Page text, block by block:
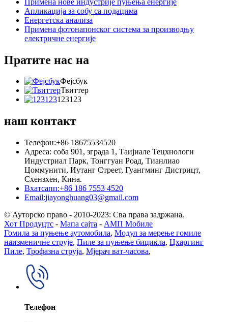
Апликација за собу са подацима
Енергетска анализа
Примена фотонапонског система за производњу
електричне енергије
Пратите нас на
Фејсбук
Твиттер
123123
наш контакт
Телефон:+86 18675534520
Адреса: соба 901, зграда 1, Таијиале Тецхнологи
Индустриал Парк, Тонггуан Роад, Тианлиао
Цоммунити, Иутанг Стреет, Гуангминг Дистрицт,
Схензхен, Кина.
Вхатсапп:+86 186 7553 4520
Email:jiayonghuang03@gmail.com
© Ауторско право - 2010-2023: Сва права задржана.
Хот Продуцтс - Мапа сајта - АМП Мобиле
Гомила за пуњење аутомобила, Модул за мерење гомиле
наизменичне струје, Пиле за пуњење бицикла, Цхаргинг
Пиле, Трофазна струја, Мјерач ват-часова,
Телефон